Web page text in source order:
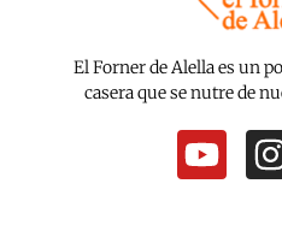
El Forner de Alella es un
casera que se nutre de
Y
o
I